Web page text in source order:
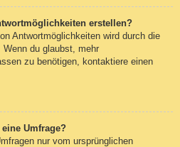
erstellen?
Antwortmöglichkeiten wird durch die
du glaubst, mehr
zu benötigen, kontaktiere einen
Umfrage?
nur vom ursprünglichen